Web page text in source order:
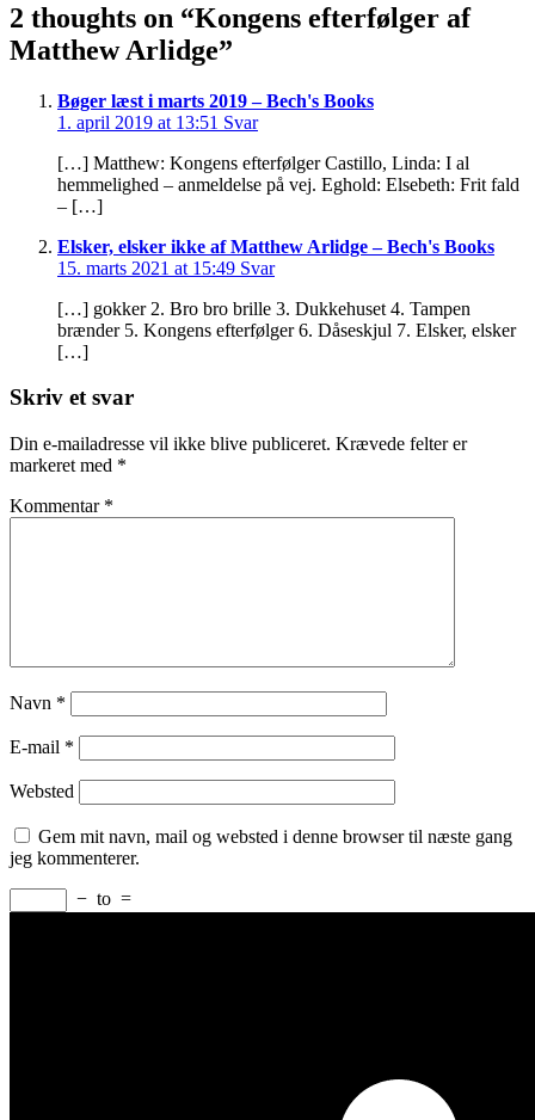
2 thoughts on “Kongens efterfølger af
Matthew Arlidge”
Bøger læst i marts 2019 – Bech's Books
1. april 2019 at 13:51 Svar
[…] Matthew: Kongens efterfølger Castillo, Linda: I al
hemmelighed – anmeldelse på vej. Eghold: Elsebeth: Frit fald
– […]
Elsker, elsker ikke af Matthew Arlidge – Bech's Books
15. marts 2021 at 15:49 Svar
[…] gokker 2. Bro bro brille 3. Dukkehuset 4. Tampen
brænder 5. Kongens efterfølger 6. Dåseskjul 7. Elsker, elsker
[…]
Skriv et svar
Din e-mailadresse vil ikke blive publiceret. Krævede felter er
markeret med *
Kommentar *
Navn *
E-mail *
Websted
Gem mit navn, mail og websted i denne browser til næste gang
jeg kommenterer.
− to =